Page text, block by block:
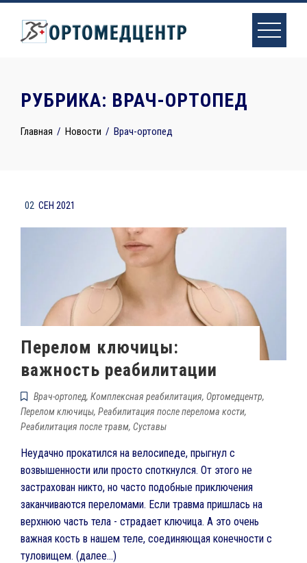
content
РУБРИКА: ВРАЧ-ОРТОПЕД
Главная Новости Врач-ортопед
02 СЕН 2021
Перелом ключицы:
важность реабилитации
Врач-ортопед, Комплексная реабилитация, Ортомедцентр,
Перелом ключицы, Реабилитация после перелома кости,
Реабилитация после травм, Суставы
Неудачно прокатился на велосипеде, прыгнул с
возвышенности или просто споткнулся. От этого не
застрахован никто, но часто подобные приключения
заканчиваются переломами. Если травма пришлась на
верхнюю часть тела - страдает ключица. А это очень
важная кость в нашем теле, соединяющая конечности с
туловищем. (далее…)